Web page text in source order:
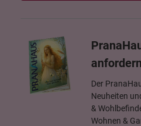
anfordern
Der
Neuheiten
&
Wohnen &